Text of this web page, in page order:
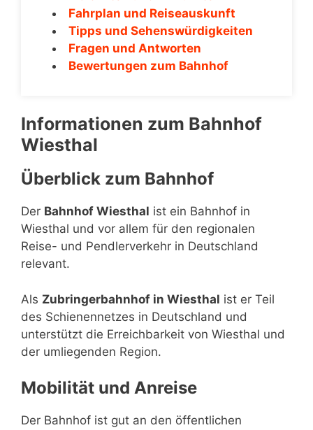
Fahrplan und Reiseauskunft
Tipps und Sehenswürdigkeiten
Fragen und Antworten
Bewertungen zum Bahnhof
Informationen zum Bahnhof
Wiesthal
Überblick zum Bahnhof
Der Bahnhof Wiesthal ist ein Bahnhof in
Wiesthal und vor allem für den regionalen
Reise- und Pendlerverkehr in Deutschland
relevant.
Als Zubringerbahnhof in Wiesthal ist er Teil
des Schienennetzes in Deutschland und
unterstützt die Erreichbarkeit von Wiesthal und
der umliegenden Region.
Mobilität und Anreise
Der Bahnhof ist gut an den öffentlichen